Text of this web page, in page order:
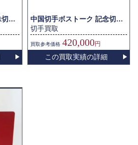
中国切手ボストーク 特殊切手他
中国切手ボストーク 記念切手他
切手買取
買取参考価格 420,000円
この買取実績の詳細